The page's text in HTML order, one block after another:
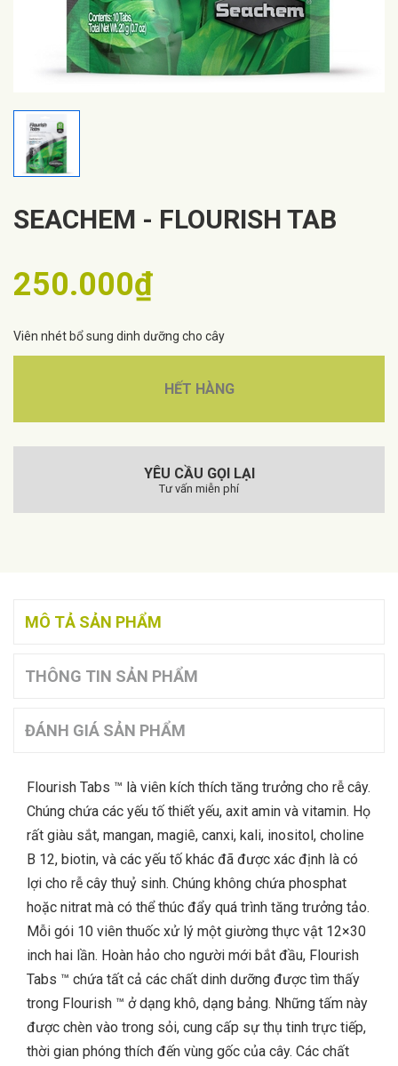
SEACHEM - FLOURISH TAB
250.000₫
Viên nhét bổ sung dinh dưỡng cho cây
HẾT HÀNG
YÊU CẦU GỌI LẠI
Tư vấn miễn phí
MÔ TẢ SẢN PHẨM
THÔNG TIN SẢN PHẨM
ĐÁNH GIÁ SẢN PHẨM
Flourish Tabs ™ là viên kích thích tăng trưởng cho rễ cây.
Chúng chứa các yếu tố thiết yếu, axit amin và vitamin. Họ
rất giàu sắt, mangan, magiê, canxi, kali, inositol, choline
B 12, biotin, và các yếu tố khác đã được xác định là có
lợi cho rễ cây thuỷ sinh. Chúng không chứa phosphat
hoặc nitrat mà có thể thúc đẩy quá trình tăng trưởng tảo.
Mỗi gói 10 viên thuốc xử lý một giường thực vật 12×30
inch hai lần. Hoàn hảo cho người mới bắt đầu, Flourish
Tabs ™ chứa tất cả các chất dinh dưỡng được tìm thấy
trong Flourish ™ ở dạng khô, dạng bảng. Những tấm này
được chèn vào trong sỏi, cung cấp sự thụ tinh trực tiếp,
thời gian phóng thích đến vùng gốc của cây. Các chất